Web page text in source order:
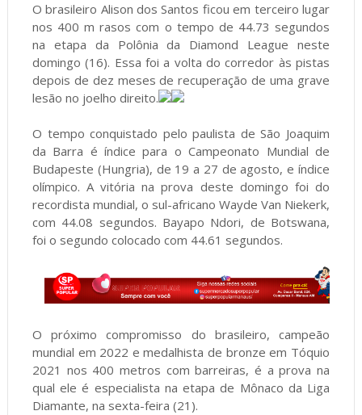
O brasileiro Alison dos Santos ficou em terceiro lugar
nos 400 m rasos com o tempo de 44.73 segundos
na etapa da Polônia da Diamond League neste
domingo (16). Essa foi a volta do corredor às pistas
depois de dez meses de recuperação de uma grave
lesão no joelho direito.
O tempo conquistado pelo paulista de São Joaquim
da Barra é índice para o Campeonato Mundial de
Budapeste (Hungria), de 19 a 27 de agosto, e índice
olímpico. A vitória na prova deste domingo foi do
recordista mundial, o sul-africano Wayde Van Niekerk,
com 44.08 segundos. Bayapo Ndori, de Botswana,
foi o segundo colocado com 44.61 segundos.
O próximo compromisso do brasileiro, campeão
mundial em 2022 e medalhista de bronze em Tóquio
2021 nos 400 metros com barreiras, é a prova na
qual ele é especialista na etapa de Mônaco da Liga
Diamante, na sexta-feira (21).